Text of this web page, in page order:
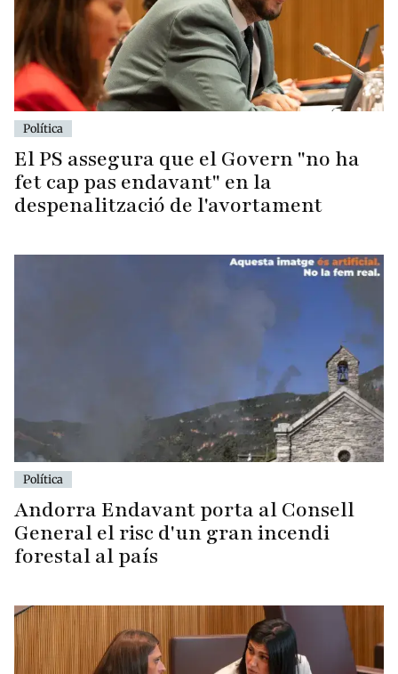
Política
El PS assegura que el Govern "no ha
fet cap pas endavant" en la
despenalització de l'avortament
Política
Andorra Endavant porta al Consell
General el risc d'un gran incendi
forestal al país